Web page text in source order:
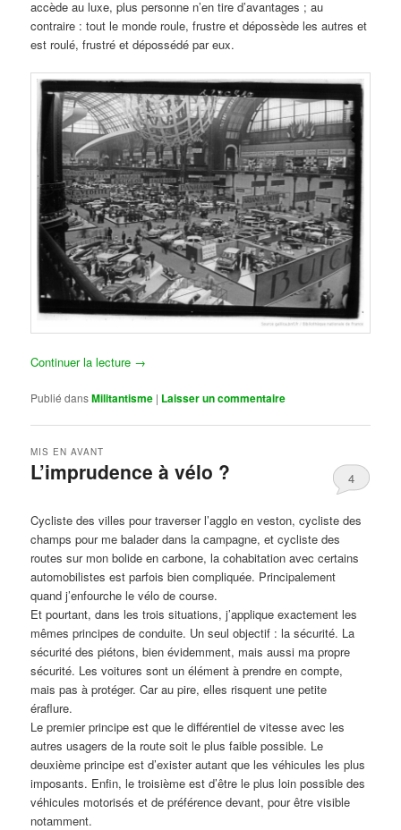
accède au luxe, plus personne n’en tire d’avantages ; au
contraire : tout le monde roule, frustre et dépossède les autres et
est roulé, frustré et dépossédé par eux.
Continuer la lecture →
Publié dansMilitantisme | Laisser un commentaire
L’imprudence à vélo ?
MIS EN AVANT
4
Cycliste des villes pour traverser l’agglo en veston, cycliste des
champs pour me balader dans la campagne, et cycliste des
routes sur mon bolide en carbone, la cohabitation avec certains
automobilistes est parfois bien compliquée. Principalement
quand j’enfourche le vélo de course.
Et pourtant, dans les trois situations, j’applique exactement les
mêmes principes de conduite. Un seul objectif : la sécurité. La
sécurité des piétons, bien évidemment, mais aussi ma propre
sécurité. Les voitures sont un élément à prendre en compte,
mais pas à protéger. Car au pire, elles risquent une petite
éraflure.
Le premier principe est que le différentiel de vitesse avec les
autres usagers de la route soit le plus faible possible. Le
deuxième principe est d’exister autant que les véhicules les plus
imposants. Enfin, le troisième est d’être le plus loin possible des
véhicules motorisés et de préférence devant, pour être visible
notamment.